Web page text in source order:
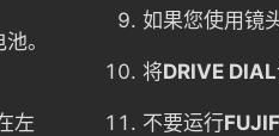
。
左
如果您使用镜
将DRIVE DIAL
不要运行